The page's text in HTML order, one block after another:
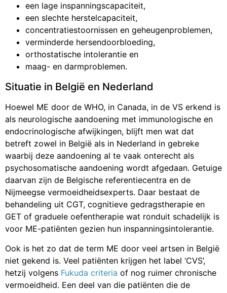
een lage inspanningscapaciteit,
een slechte herstelcapaciteit,
concentratiestoornissen en geheugenproblemen,
verminderde hersendoorbloeding,
orthostatische intolerantie en
maag- en darmproblemen.
Situatie in België en Nederland
Hoewel ME door de WHO, in Canada, in de VS erkend is
als neurologische aandoening met immunologische en
endocrinologische afwijkingen, blijft men wat dat
betreft zowel in België als in Nederland in gebreke
waarbij deze aandoening al te vaak onterecht als
psychosomatische aandoening wordt afgedaan. Getuige
daarvan zijn de Belgische referentiecentra en de
Nijmeegse vermoeidheidsexperts. Daar bestaat de
behandeling uit CGT, cognitieve gedragstherapie en
GET of graduele oefentherapie wat ronduit schadelijk is
voor ME-patiënten gezien hun inspanningsintolerantie.
Ook is het zo dat de term ME door veel artsen in België
niet gekend is. Veel patiënten krijgen het label ‘CVS’,
hetzij volgens Fukuda criteria of nog ruimer chronische
vermoeidheid. Een deel van die patiënten die de